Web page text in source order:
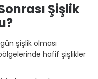
Şişlik
şişlik olması
hafif şişlikler